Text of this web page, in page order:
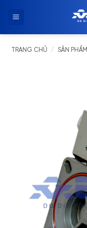
đến
TRANG CHỦ / SẢN PHẨM